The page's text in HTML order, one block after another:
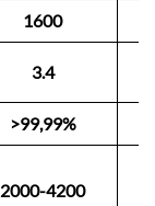
1600
3.4
>99,99%
2000-4200